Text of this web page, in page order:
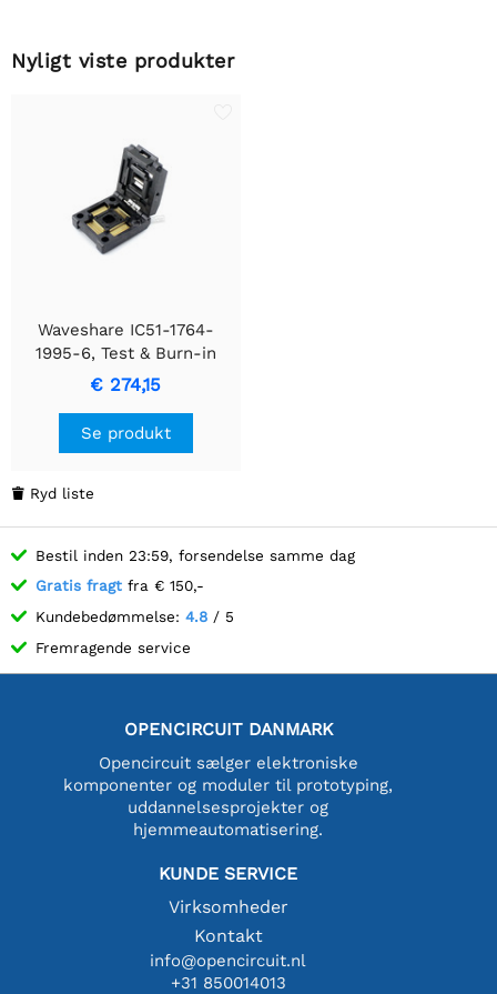
Nyligt viste produkter
Waveshare IC51-1764-
1995-6, Test & Burn-in
Sokkel
€ 274,15
Se produkt
 Ryd liste
Bestil inden 23:59, forsendelse samme dag
Gratis fragt fra € 150,-
Kundebedømmelse: 4.8 / 5
Fremragende service
OPENCIRCUIT DANMARK
Opencircuit sælger elektroniske
komponenter og moduler til prototyping,
uddannelsesprojekter og
hjemmeautomatisering.
KUNDE SERVICE
Virksomheder
Kontakt
info@opencircuit.nl
+31 850014013